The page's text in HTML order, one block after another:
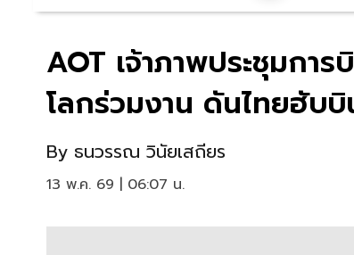
AOT เจ้าภาพประชุมกา
โลกร่วมงาน ดันไทยฮับ
By ธนวรรณ วินัยเสถียร
13 พ.ค. 69 | 06:07 น.